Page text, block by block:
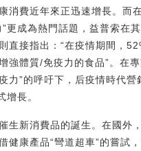
消費近年來正迅速增長。而
更成為熱門話題，益普索在
直接指出：“在疫情期間，
強體質/免疫力的食品”。在
力”的呼吁下，后疫情時代營
增長。
生新消費品的誕生。在國外
健康產品“彎道超車”的嘗試